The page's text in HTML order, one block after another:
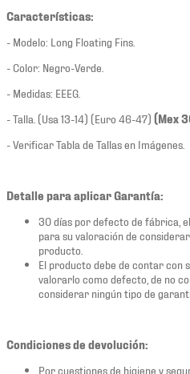
Características:
- Modelo: Long Floating Fins.
- Color: Negro-Verde.
- Medidas: EEEG.
- Talla. (Usa 13-14) (Euro 46-47) (Mex
- Verificar Tabla de Tallas en Imágenes.
Detalle para aplicar Garantía:
30 días por defecto de fábrica,
para su valoración de
producto.
El producto debe de contar con
valorarlo como defecto, de no
considerar ningún tipo de
Condiciones de devolución:
Por cuestiones de higiene y